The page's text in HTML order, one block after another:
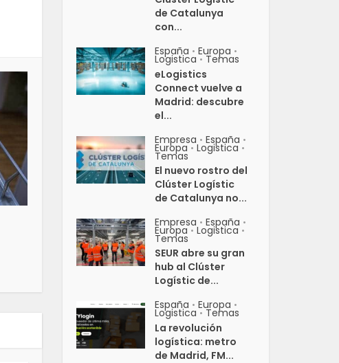
de Catalunya
con...
España • Europa •
Logistica • Temas
eLogistics
Connect vuelve a
Madrid: descubre
el...
Empresa • España •
Europa • Logistica •
Temas
El nuevo rostro del
Clúster Logístic
de Catalunya no...
Empresa • España •
Europa • Logistica •
Temas
SEUR abre su gran
hub al Clúster
Logístic de...
España • Europa •
Logistica • Temas
La revolución
logística: metro
de Madrid, FM...